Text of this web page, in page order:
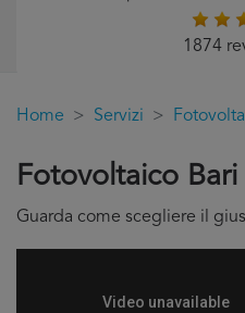
1874
Home Servizi
Fotovoltaico Bari
Guarda come scegliere il